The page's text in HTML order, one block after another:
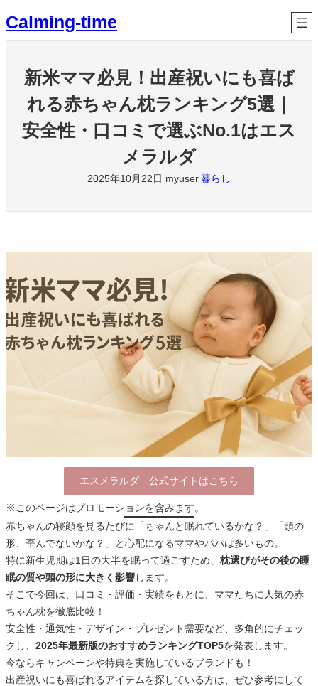
容
Calming-time
新米ママ必見！出産祝いにも喜ば
れる赤ちゃん枕ランキング5選｜
安全性・口コミで選ぶNo.1はエス
メラルダ
2025年10月22日 myuser 暮らし
エスメラルダ 公式サイトはこちら
※このページはプロモーションを含みます。
赤ちゃんの寝顔を見るたびに「ちゃんと眠れているかな？」「頭の
形、歪んでないかな？」と心配になるママやパパは多いもの。
特に新生児期は1日の大半を眠って過ごすため、 枕選びがその後の睡
眠の質や頭の形に大きく影響します。
そこで今回は、口コミ・評価・実績をもとに、ママたちに人気の赤
ちゃん枕を徹底比較！
安全性・通気性・デザイン・プレゼント需要など、多角的にチェッ
クし、 2025年最新版のおすすめランキングTOP5を発表します。
今ならキャンペーンや特典を実施しているブランドも！
出産祝いにも喜ばれるアイテムを探している方は、ぜひ参考にして